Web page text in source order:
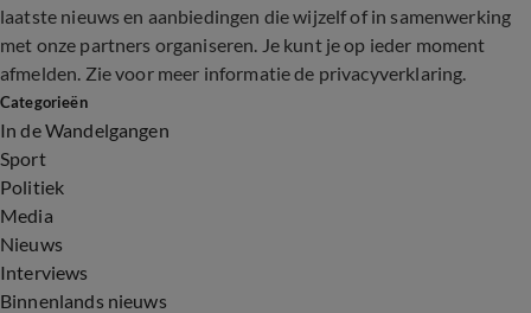
laatste nieuws en aanbiedingen die wijzelf of in samenwerking
met onze partners organiseren. Je kunt je op ieder moment
afmelden. Zie voor meer informatie de privacyverklaring.
Categorieën
In de Wandelgangen
Sport
Politiek
Media
Nieuws
Interviews
Binnenlands nieuws